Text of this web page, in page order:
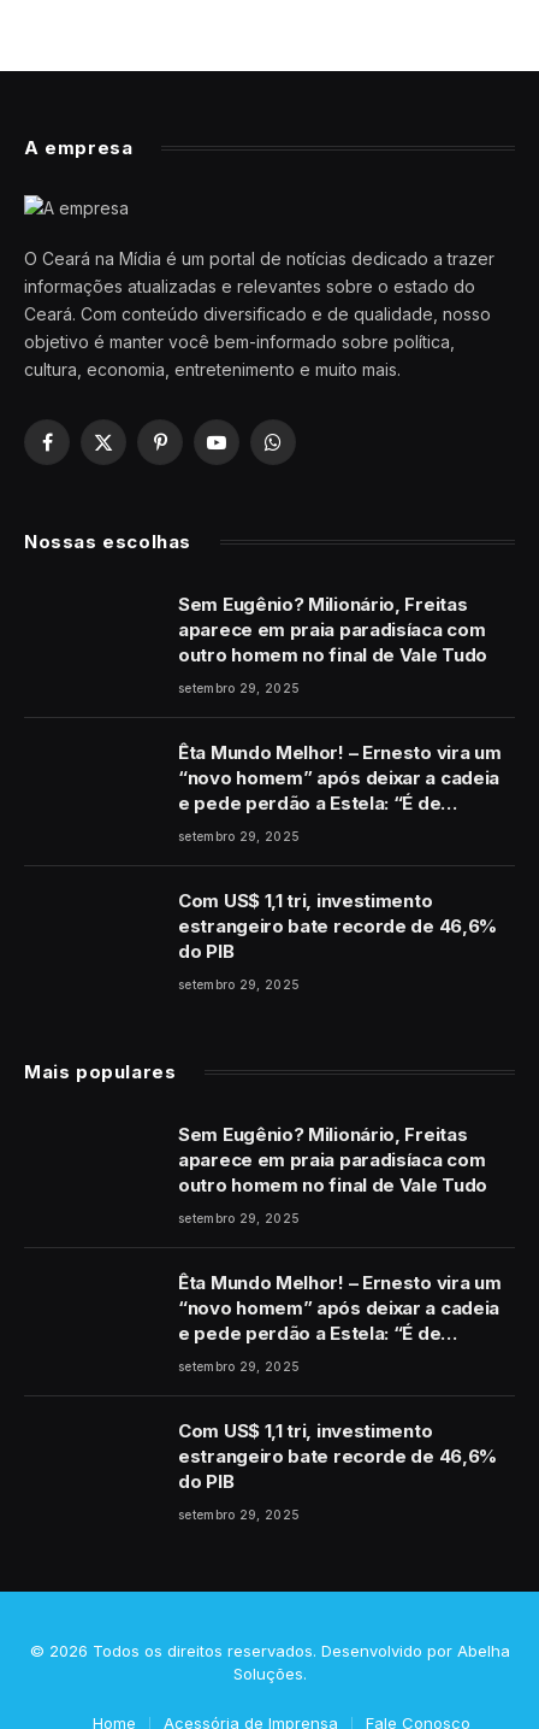
A empresa
O Ceará na Mídia é um portal de notícias dedicado a trazer
informações atualizadas e relevantes sobre o estado do
Ceará. Com conteúdo diversificado e de qualidade, nosso
objetivo é manter você bem-informado sobre política,
cultura, economia, entretenimento e muito mais.
Facebook
X
PinterestYouTubeWhatsApp
Nossas escolhas
Sem Eugênio? Milionário, Freitas
aparece em praia paradisíaca com
outro homem no final de Vale Tudo
setembro 29, 2025
Êta Mundo Melhor! – Ernesto vira um
“novo homem” após deixar a cadeia
e pede perdão a Estela: “É de
coração”
setembro 29, 2025
Com US$ 1,1 tri, investimento
estrangeiro bate recorde de 46,6%
do PIB
setembro 29, 2025
Mais populares
Sem Eugênio? Milionário, Freitas
aparece em praia paradisíaca com
outro homem no final de Vale Tudo
setembro 29, 2025
Êta Mundo Melhor! – Ernesto vira um
“novo homem” após deixar a cadeia
e pede perdão a Estela: “É de
coração”
setembro 29, 2025
Com US$ 1,1 tri, investimento
estrangeiro bate recorde de 46,6%
do PIB
setembro 29, 2025
© 2026 Todos os direitos reservados. Desenvolvido por Abelha
Soluções.
Home Acessória de Imprensa Fale Conosco